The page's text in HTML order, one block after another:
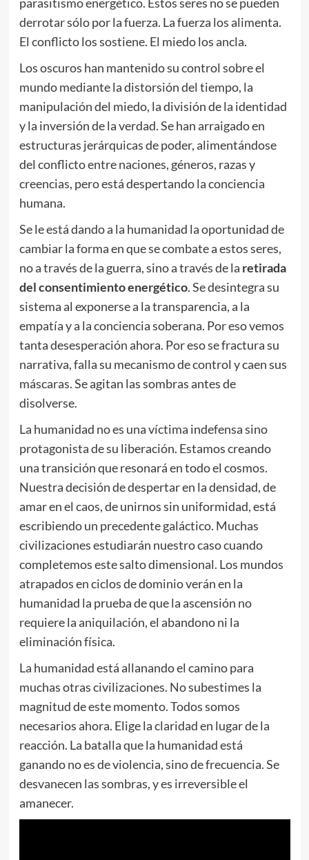
derrotar sólo por la fuerza. La fuerza los alimenta.
El conflicto los sostiene. El miedo los ancla.
Los oscuros han mantenido su control sobre el
mundo mediante la distorsión del tiempo, la
manipulación del miedo, la división de la identidad
y la inversión de la verdad. Se han arraigado en
estructuras jerárquicas de poder, alimentándose
del conflicto entre naciones, géneros, razas y
creencias, pero está despertando la conciencia
humana.
Se le está dando a la humanidad la oportunidad de
cambiar la forma en que se combate a estos seres,
no a través de la guerra, sino a través de la retirada
del consentimiento energético. Se desintegra su
sistema al exponerse a la transparencia, a la
empatía y a la conciencia soberana. Por eso vemos
tanta desesperación ahora. Por eso se fractura su
narrativa, falla su mecanismo de control y caen sus
máscaras. Se agitan las sombras antes de
disolverse.
La humanidad no es una víctima indefensa sino
protagonista de su liberación. Estamos creando
una transición que resonará en todo el cosmos.
Nuestra decisión de despertar en la densidad, de
amar en el caos, de unirnos sin uniformidad, está
escribiendo un precedente galáctico. Muchas
civilizaciones estudiarán nuestro caso cuando
completemos este salto dimensional. Los mundos
atrapados en ciclos de dominio verán en la
humanidad la prueba de que la ascensión no
requiere la aniquilación, el abandono ni la
eliminación física.
La humanidad está allanando el camino para
muchas otras civilizaciones. No subestimes la
magnitud de este momento. Todos somos
necesarios ahora. Elige la claridad en lugar de la
reacción. La batalla que la humanidad está
ganando no es de violencia, sino de frecuencia. Se
desvanecen las sombras, y es irreversible el
amanecer.